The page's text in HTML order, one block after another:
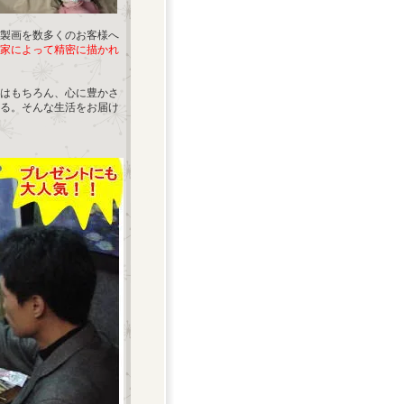
画を数多くのお客様へ
によって精密に描かれ
もちろん、心に豊かさ
。そんな生活をお届け